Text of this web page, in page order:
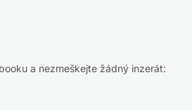
a nezmeškejte žádný inzerát: